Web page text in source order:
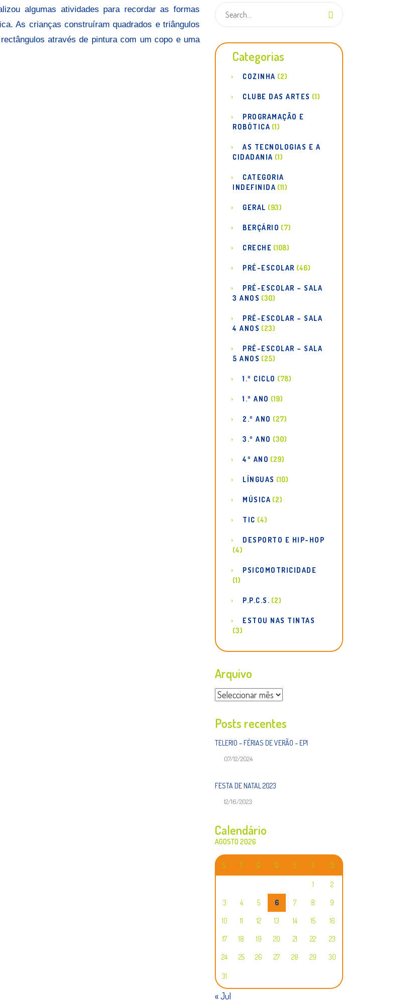
algumas atividades para recordar as formas
As crianças construíram quadrados e triângulos
através de pintura com um copo e uma
Categorias
COZINHA (2)
CLUBE DAS ARTES (1)
PROGRAMAÇÃO E
ROBÓTICA (1)
AS TECNOLOGIAS E A
CIDADANIA (1)
CATEGORIA
INDEFINIDA (11)
GERAL (93)
BERÇÁRIO (7)
CRECHE (108)
PRÉ-ESCOLAR (46)
PRÉ-ESCOLAR – SALA
3 ANOS (30)
PRÉ-ESCOLAR – SALA
4 ANOS (23)
PRÉ-ESCOLAR – SALA
5 ANOS (25)
1.º CICLO (78)
1.º ANO (19)
2.º ANO (27)
3.º ANO (30)
4º ANO (29)
LÍNGUAS (10)
MÚSICA (2)
TIC (4)
DESPORTO E HIP-HOP
(4)
PSICOMOTRICIDADE
(1)
P.P.C.S. (2)
ESTOU NAS TINTAS
(3)
Arquivo
Arquivo
Posts recentes
TELERIO – FÉRIAS DE VERÃO – EP1
07/12/2024
FESTA DE NATAL 2023
12/16/2023
Calendário
AGOSTO 2026
S T Q Q S S D
1 2
3 4 5 6 7 8 9
10 11 12 13 14 15 16
17 18 19 20 21 22 23
24 25 26 27 28 29 30
31
« Jul